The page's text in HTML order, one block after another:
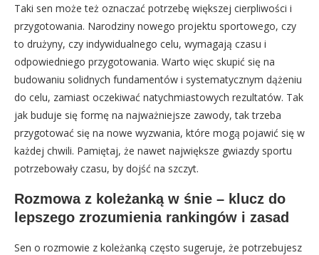
Taki sen może też oznaczać potrzebę większej cierpliwości i
przygotowania. Narodziny nowego projektu sportowego, czy
to drużyny, czy indywidualnego celu, wymagają czasu i
odpowiedniego przygotowania. Warto więc skupić się na
budowaniu solidnych fundamentów i systematycznym dążeniu
do celu, zamiast oczekiwać natychmiastowych rezultatów. Tak
jak buduje się formę na najważniejsze zawody, tak trzeba
przygotować się na nowe wyzwania, które mogą pojawić się w
każdej chwili. Pamiętaj, że nawet największe gwiazdy sportu
potrzebowały czasu, by dojść na szczyt.
Rozmowa z koleżanką w śnie – klucz do
lepszego zrozumienia rankingów i zasad
Sen o rozmowie z koleżanką często sugeruje, że potrzebujesz